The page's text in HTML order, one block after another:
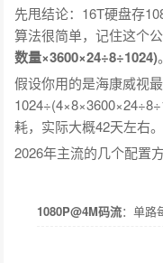
先甩结论：16T硬盘存
算法很简单，记住这个公
数量×3600×24÷8÷1024)
假设你用的是海康威视
耗，实际大概42天左右。
2026年主流的几个配置方
1080P@4M码流：单路